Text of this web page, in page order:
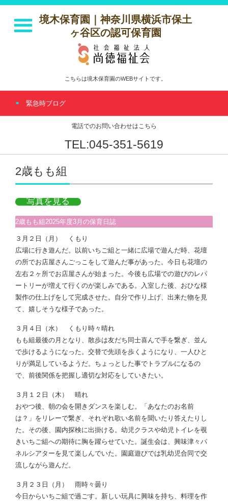
境木保育園｜神奈川県横浜市保土
ヶ谷区の認可保育園
こちらは境木保育園のWEBサイトです。
緊急時ブログ
電話でのお問い合わせはこちら
TEL:045-351-5619
2歳もも組
写真を見る
2歳もも組2025年度3月の保育日誌
３月２日（月） くもり
広場に行き遊んだ。以前いちご組と一緒に広場で遊んだ時、花壇
の所でお店屋さんごっこをして遊んだ事があった。今日も花壇の
左右２ヶ所でお店屋さんが始まった。今後も広場での遊びのレパ
ートリーが増えて行くのが楽しみである。入室した後、おひな様
製作の仕上げをして完成させた。自分で作り上げ、出来た物を見
て、嬉しそうな様子であった。
３月４日（水） くもり時々晴れ
もも組最後の月となり、散歩は友だち同士喜んで手を繋ぎ、並ん
で歩けるようになった。交替で先頭を歩くようになり、一人ひと
りが満足しているようだ。ちょっとした事でトラブルになるの
で、前後関係を把握し適切な対応をしていきたい。
３月１２日（木） 晴れ
おやつ後、朝の会を開きダンスを楽しむ。「あなたのお名前
は？」をリレーで繋ぎ、それぞれ歌い名前を聞いたり答えたりし
た。その後、園内探検に出掛ける。幼児クラスや幼児トイレを覗
きいちご組への期待に胸を躍らせていた。誕生会は、興味津々パ
ネルシアターを見て楽しんでいた。園庭遊びでは乳幼児合同で交
流しながら遊んだ。
３月２３日（月） 雨時々曇り
今日からいちご組で過ごす。新しい玩具に興味を持ち、料理を作